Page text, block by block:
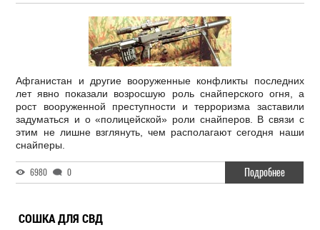
Афганистан и другие вооруженные конфликты последних
лет явно показали возросшую роль снайперского огня, а
рост вооруженной преступности и терроризма заставили
задуматься и о «полицейской» роли снайперов. В связи с
этим не лишне взглянуть, чем располагают сегодня наши
снайперы.
6980 0 Подробнее
СОШКА ДЛЯ СВД